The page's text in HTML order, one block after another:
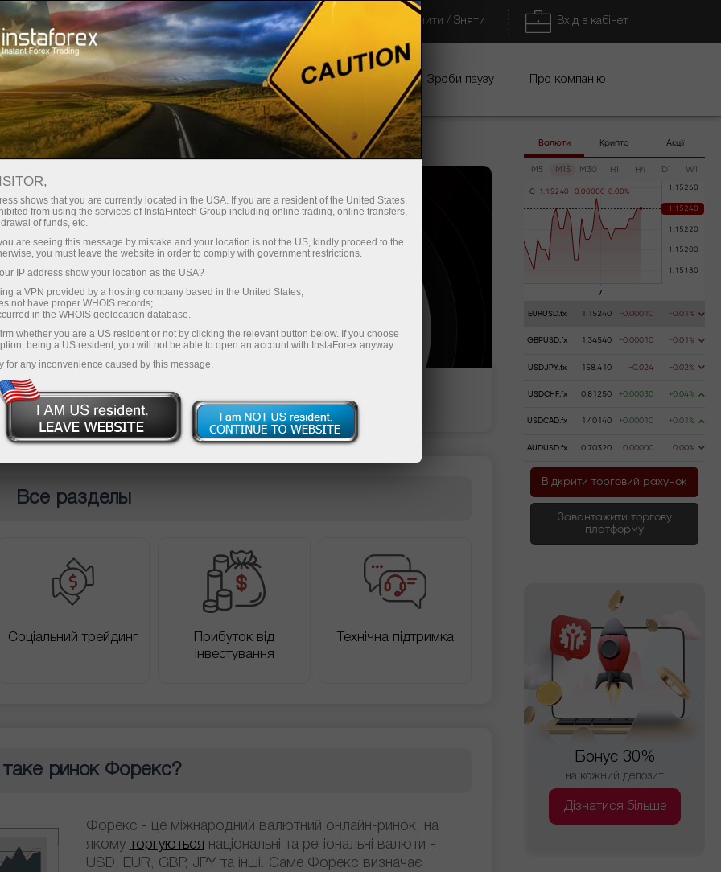
Швидке відкриття рахунку Торгова платформа Поповнити / Зняти Вхід в кабінет
Інвесторам Партнерам Промоакції Зроби паузу Про компанію
Відкрити демо-рахунок Пополнить счёт
Все разделы
Соціальний трейдинг
Прибуток від
інвестування
Технічна підтримка
ринок Форекс?
Форекс - це міжнародний валютний онлайн-ринок, на
якому торгуються національні та регіональні валюти -
USD, EUR, GBP, JPY та інші. Саме Форекс визначає
Валюти Крипто Акції
M5 M15 M30 H1 H4 D1 W1
C 1 . 1 52 40 0 .00000 0 .00%
EURUSD.fx 1.15240 -0.00010 -0.01%
GBPUSD.fx 1.34540 -0.00010 -0.01%
USDJPY.fx 158.410 -0.024 -0.02%
USDCHF.fx 0.81250 +0.00030 +0.04%
USDCAD.fx 1.40140 +0.00010 +0.01%
AUDUSD.fx 0.70320 0.00000 0.00%
Відкрити торговий рахунок
Завантажити торгову
платформу
Бонус 30%
на кожний депозит
Дізнатися більше
shows that you are currently located in the USA. If you are a resident of the United States,
from using the services of InstaFintech Group including online trading, online transfers,
of funds, etc.
are seeing this message by mistake and your location is not the US, kindly proceed to the
you must leave the website in order to comply with government restrictions.
IP address show your location as the USA?
a VPN provided by a hosting company based in the United States;
not have proper WHOIS records;
in the WHOIS geolocation database.
whether you are a US resident or not by clicking the relevant button below. If you choose
being a US resident, you will not be able to open an account with InstaForex anyway.
for any inconvenience caused by this message.